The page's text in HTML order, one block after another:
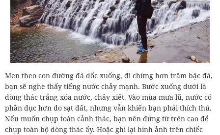
Men theo con đường đá dốc xuống, đi chừng hơn trăm bậc đá,
bạn sẽ nghe thấy tiếng nước chảy mạnh. Bước xuống dưới là
dòng thác trắng xóa nước, chảy xiết. Vào mùa mưa lũ, nước có
phần đục hơn do sạt đất, nhưng vẫn khiến bạn phải thích thú.
Nếu muốn chụp toàn cảnh thác, bạn nên đứng từ trên cao để
chụp toàn bộ dòng thác ấy. Hoặc ghi lại hình ảnh trên chiếc